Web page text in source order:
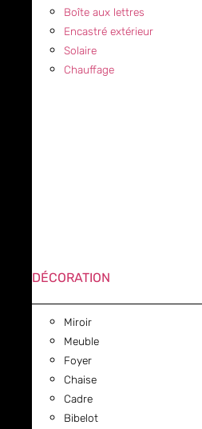
Boîte aux lettres
Encastré extérieur
Solaire
Chauffage
DÉCORATION
Miroir
Meuble
Foyer
Chaise
Cadre
Bibelot